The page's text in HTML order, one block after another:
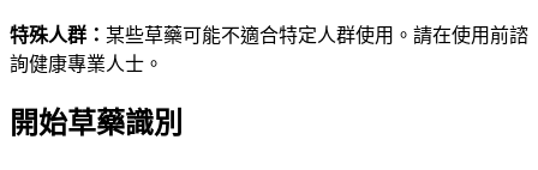
特殊人群 ： 某些草藥可能不適合特定人群使用。請在使用前諮
詢健康專業人士。
開始草藥識別